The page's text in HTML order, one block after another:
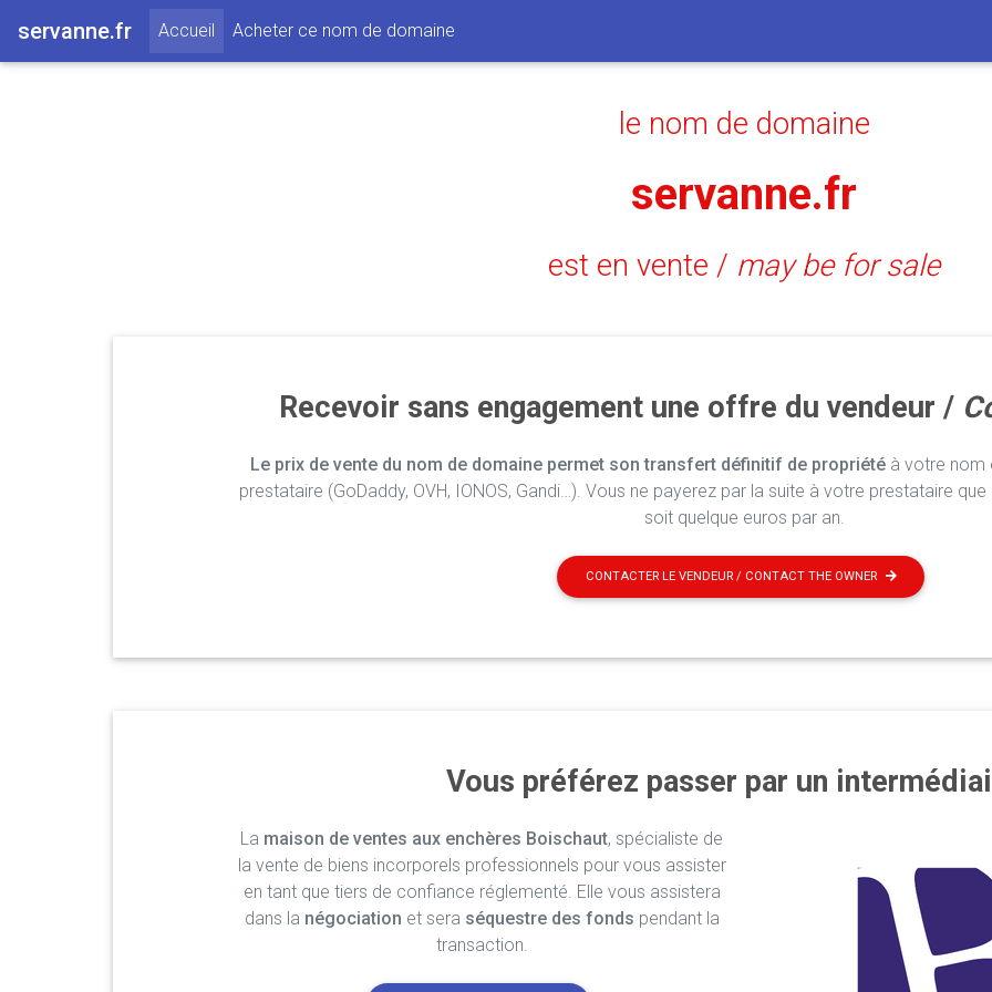
servanne.fr Accueil (current)
Acheter ce nom de domaine
le nom de domaine
servanne.fr
est en vente / may be for sale
Recevoir sans engagement une offre du vendeur /
Le prix de vente du nom de domaine permet son transfert définitif de propriétéà votre nom
prestataire (GoDaddy, OVH, IONOS, Gandi…). Vous ne payerez par la suite à votre prestataire
soit quelque euros par an.
CONTACTER LE VENDEUR / CONTACT THE OWNER
Vous préférez passer par un
La maison de ventes aux enchères Boischaut, spécialiste de
la vente de biens incorporels professionnels pour vous assister
en tant que tiers de confiance réglementé. Elle vous assistera
dans la négociation et sera séquestre des fonds pendant la
transaction.